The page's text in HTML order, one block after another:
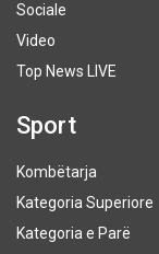
Sociale
Video
Top News LIVE
Sport
Kombëtarja
Kategoria Superiore
Kategoria e Parë